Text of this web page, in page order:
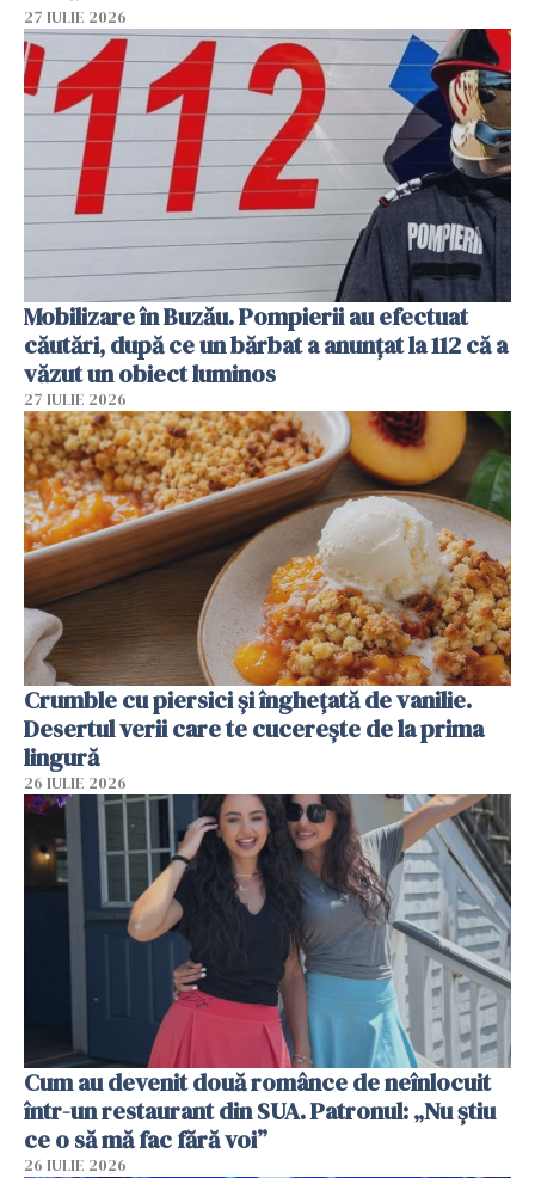
27 IULIE 2026
Mobilizare în Buzău. Pompierii au efectuat
căutări, după ce un bărbat a anunțat la 112 că a
văzut un obiect luminos
27 IULIE 2026
Crumble cu piersici și înghețată de vanilie.
Desertul verii care te cucerește de la prima
lingură
26 IULIE 2026
Cum au devenit două românce de neînlocuit
într-un restaurant din SUA. Patronul: „Nu știu
ce o să mă fac fără voi”
26 IULIE 2026